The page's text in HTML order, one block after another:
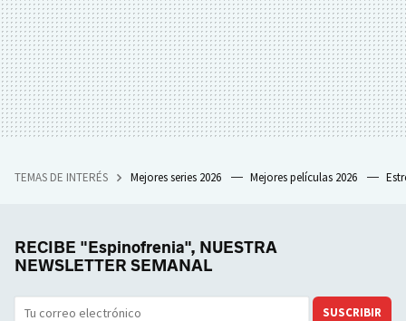
TEMAS DE INTERÉS Mejores series 2026 Mejores películas 2026
RECIBE "Espinofrenia", NUESTRA
NEWSLETTER SEMANAL
SUSCRIBIR